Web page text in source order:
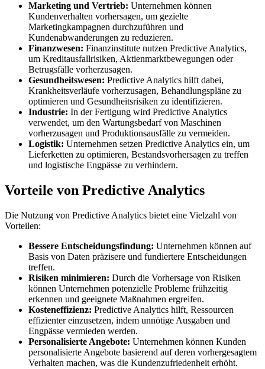
Marketing und Vertrieb: Unternehmen können
Kundenverhalten vorhersagen, um gezielte
Marketingkampagnen durchzuführen und
Kundenabwanderungen zu reduzieren.
Finanzwesen: Finanzinstitute nutzen Predictive Analytics,
um Kreditausfallrisiken, Aktienmarktbewegungen oder
Betrugsfälle vorherzusagen.
Gesundheitswesen: Predictive Analytics hilft dabei,
Krankheitsverläufe vorherzusagen, Behandlungspläne zu
optimieren und Gesundheitsrisiken zu identifizieren.
Industrie: In der Fertigung wird Predictive Analytics
verwendet, um den Wartungsbedarf von Maschinen
vorherzusagen und Produktionsausfälle zu vermeiden.
Logistik: Unternehmen setzen Predictive Analytics ein, um
Lieferketten zu optimieren, Bestandsvorhersagen zu treffen
und logistische Engpässe zu verhindern.
Vorteile von Predictive Analytics
Die Nutzung von Predictive Analytics bietet eine Vielzahl von
Vorteilen:
Bessere Entscheidungsfindung: Unternehmen können auf
Basis von Daten präzisere und fundiertere Entscheidungen
treffen.
Risiken minimieren: Durch die Vorhersage von Risiken
können Unternehmen potenzielle Probleme frühzeitig
erkennen und geeignete Maßnahmen ergreifen.
Kosteneffizienz: Predictive Analytics hilft, Ressourcen
effizienter einzusetzen, indem unnötige Ausgaben und
Engpässe vermieden werden.
Personalisierte Angebote: Unternehmen können Kunden
personalisierte Angebote basierend auf deren vorhergesagtem
Verhalten machen, was die Kundenzufriedenheit erhöht.